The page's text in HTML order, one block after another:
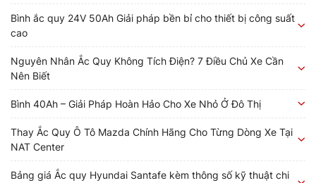
Bình ắc quy 24V 50Ah Giải pháp bền bỉ cho thiết bị công suất
cao
Nguyên Nhân Ắc Quy Không Tích Điện? 7 Điều Chủ Xe Cần
Nên Biết
Bình 40Ah – Giải Pháp Hoàn Hảo Cho Xe Nhỏ Ở Đô Thị
Thay Ắc Quy Ô Tô Mazda Chính Hãng Cho Từng Dòng Xe Tại
NAT Center
Bảng giá Ắc quy Hyundai Santafe kèm thông số kỹ thuật chi